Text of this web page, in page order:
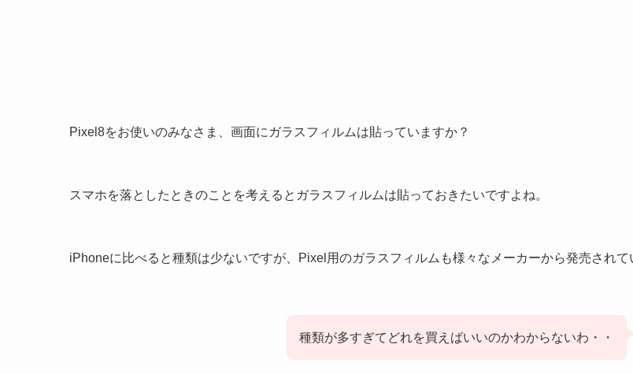
Pixel8をお使いのみなさま、画面にガラスフィルムは貼っていますか？
スマホを落としたときのことを考えるとガラスフィルムは貼っておきたいですよね。
iPhoneに比べると種類は少ないですが、Pixel用のガラスフィルムも様々なメーカーから発売されて
種類が多すぎてどれを買えばいいのかわからないわ・・